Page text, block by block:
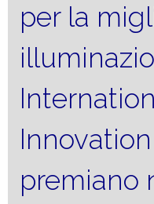
per la
premiano